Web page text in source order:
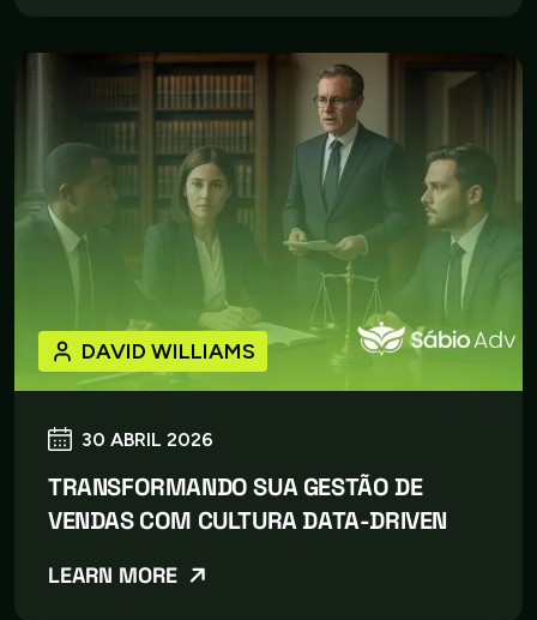
30 ABRIL 2026
DAVID WILLIAMS
TRANSFORMANDO SUA GESTÃO DE
VENDAS COM CULTURA DATA-DRIVEN
LEARN MORE